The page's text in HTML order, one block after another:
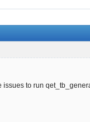
issues to run